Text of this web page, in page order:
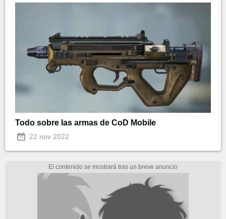
Todo sobre las armas de CoD Mobile
22 nov 2022